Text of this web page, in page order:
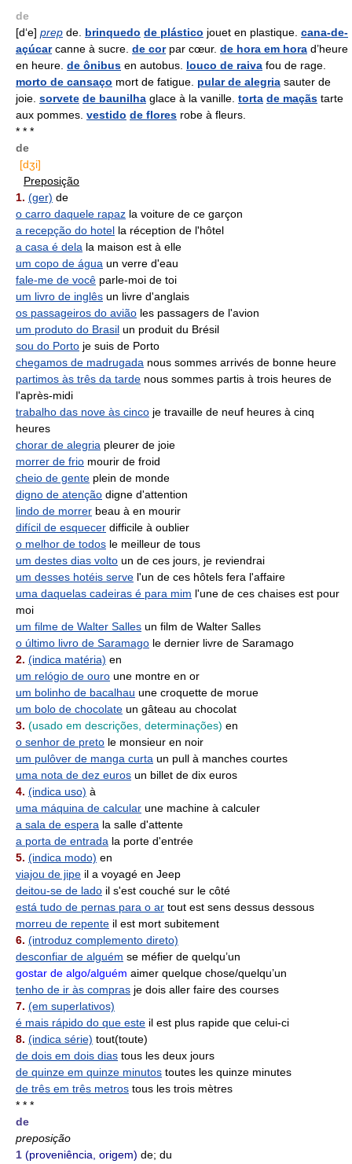
de
[d‘e] prep de. brinquedo de plástico jouet en plastique. cana-de-
açúcarcanne à sucre. de corpar cœur. de hora em hora d’heure
en heure. de ônibus en autobus. louco de raiva fou de rage.
morto de cansaço mort de fatigue. pular de alegria sauter de
joie. sorvete de baunilha glace à la vanille. torta de maçãs tarte
aux pommes. vestido de flores robe à fleurs.
* * *
de
[dʒi]
Preposição
1. (ger) de
o carro daquele rapaz la voiture de ce garçon
a recepção do hotel la réception de l'hôtel
a casa é dela la maison est à elle
um copo de água un verre d'eau
fale-me de você parle-moi de toi
um livro de inglês un livre d'anglais
os passageiros do avião les passagers de l'avion
um produto do Brasil un produit du Brésil
sou do Porto je suis de Porto
chegamos de madrugada nous sommes arrivés de bonne heure
partimos às três da tarde nous sommes partis à trois heures de
l'après-midi
trabalho das nove às cinco je travaille de neuf heures à cinq
heures
chorar de alegria pleurer de joie
morrer de frio mourir de froid
cheio de gente plein de monde
digno de atenção digne d'attention
lindo de morrer beau à en mourir
difícil de esquecer difficile à oublier
o melhor de todos le meilleur de tous
um destes dias volto un de ces jours, je reviendrai
um desses hotéis serve l'un de ces hôtels fera l'affaire
uma daquelas cadeiras é para mim l'une de ces chaises est pour
moi
um filme de Walter Salles un film de Walter Salles
o último livro de Saramago le dernier livre de Saramago
2. (indica matéria) en
um relógio de ouro une montre en or
um bolinho de bacalhau une croquette de morue
um bolo de chocolate un gâteau au chocolat
3. (usado em descrições, determinações) en
o senhor de preto le monsieur en noir
um pulôver de manga curta un pull à manches courtes
uma nota de dez euros un billet de dix euros
4. (indica uso) à
uma máquina de calcular une machine à calculer
a sala de espera la salle d'attente
a porta de entrada la porte d'entrée
5. (indica modo) en
viajou de jipe il a voyagé en Jeep
deitou-se de lado il s'est couché sur le côté
está tudo de pernas para o ar tout est sens dessus dessous
morreu de repente il est mort subitement
6. (introduz complemento direto)
desconfiar de alguém se méfier de quelqu’un
gostar de algo/alguém aimer quelque chose/quelqu’un
tenho de ir às compras je dois aller faire des courses
7. (em superlativos)
é mais rápido do que este il est plus rapide que celui-ci
8. (indica série) tout(toute)
de dois em dois dias tous les deux jours
de quinze em quinze minutos toutes les quinze minutes
de três em três metros tous les trois mètres
* * *
de
preposição
1 (proveniência, origem) de; du